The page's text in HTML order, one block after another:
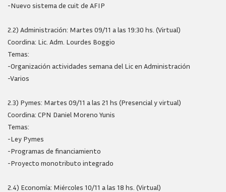
-Nuevo sistema de cuit de AFIP
2.2) Administración: Martes 09/11 a las 19:30 hs. (Virtual)
Coordina: Lic. Adm. Lourdes Boggio
Temas:
-Organización actividades semana del Lic en Administración
-Varios
2.3) Pymes: Martes 09/11 a las 21 hs (Presencial y virtual)
Coordina: CPN Daniel Moreno Yunis
Temas:
-Ley Pymes
-Programas de financiamiento
-Proyecto monotributo integrado
2.4) Economía: Miércoles 10/11 a las 18 hs. (Virtual)